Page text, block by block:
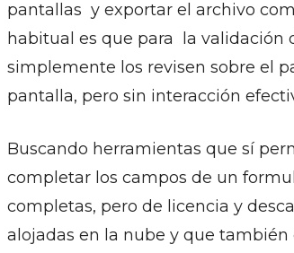
pantallas y exportar el archivo
habitual es que para la validación
simplemente los revisen sobre el
pantalla, pero sin interacción
Buscando herramientas que sí
completar los campos de un
completas, pero de licencia y
alojadas en la nube y que